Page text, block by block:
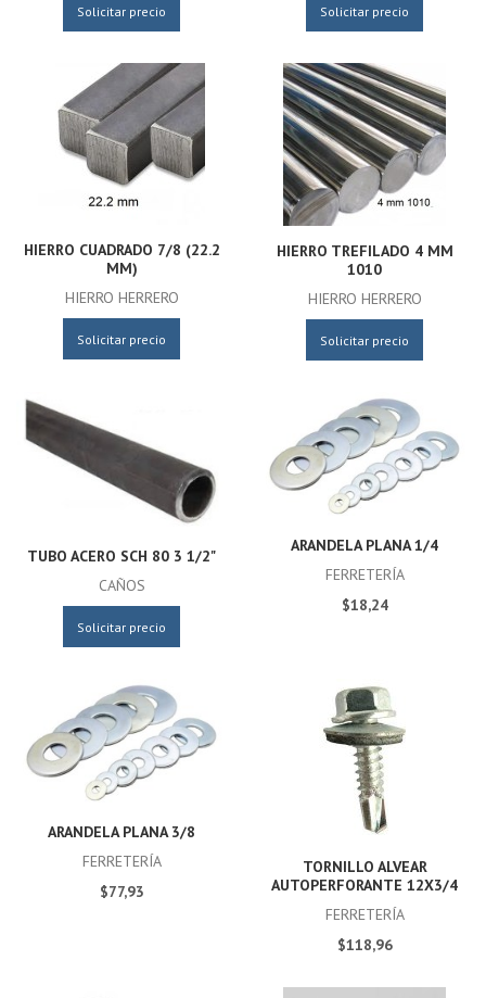
Solicitar precio Solicitar precio
HIERRO CUADRADO 7/8 (22.2
MM)
HIERRO HERRERO
Solicitar precio
HIERRO TREFILADO 4 MM
1010
HIERRO HERRERO
Solicitar precio
TUBO ACERO SCH 80 3 1/2"
CAÑOS
Solicitar precio
ARANDELA PLANA 1/4
FERRETERÍA
$18,24
ARANDELA PLANA 3/8
FERRETERÍA
$77,93
TORNILLO ALVEAR
AUTOPERFORANTE 12X3/4
FERRETERÍA
$118,96